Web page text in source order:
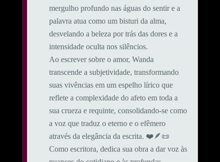
mergulho profundo nas águas do sentir e a
palavra atua como um bisturi da alma,
desvelando a beleza por trás das dores e a
intensidade oculta nos silêncios.
Ao escrever sobre o amor, Wanda
transcende a subjetividade, transformando
suas vivências em um espelho lírico que
reflete a complexidade do afeto em toda a
sua crueza e requinte, consolidando-se como
a voz que traduz o eterno e o efêmero
através da elegância da escrita. ❤️🪶📜
Como escritora, dedica sua obra a dar voz às